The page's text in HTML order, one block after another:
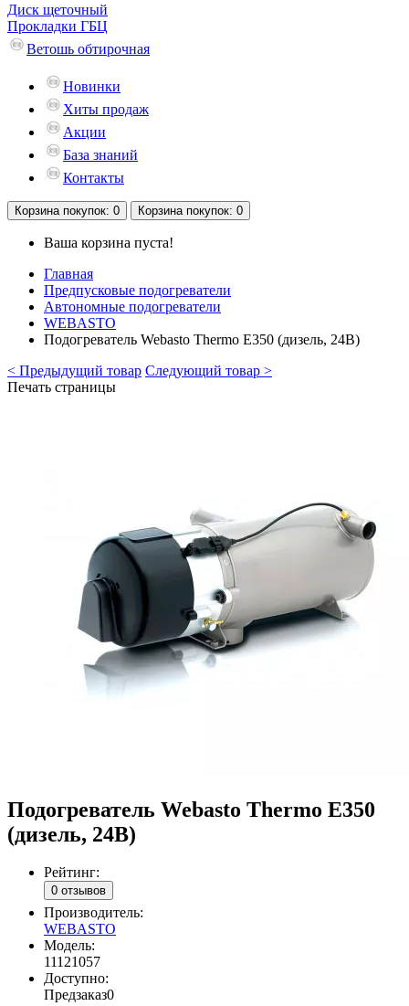
Диск щеточный
Прокладки ГБЦ
Ветошь обтирочная
Новинки
Хиты продаж
Акции
База знаний
Контакты
Корзина покупок: 0 Корзина покупок: 0
Ваша корзина пуста!
Главная
Предпусковые подогреватели
Автономные подогреватели
WEBASTO
Подогреватель Webasto Thermo E350 (дизель, 24В)
< Предыдущий товар Следующий товар >
Печать страницы
Подогреватель Webasto Thermo E350
(дизель, 24В)
Рейтинг:
0 отзывов
Производитель:
WEBASTO
Модель:
11121057
Доступно:
Предзаказ0